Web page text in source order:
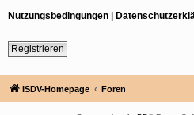
Nutzungsbedingungen |
Registrieren
ISDV-Homepage Foren